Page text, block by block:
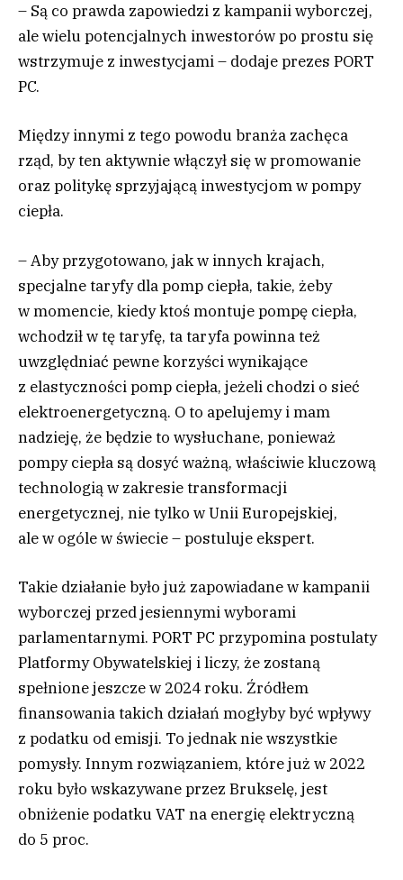
– Są co prawda zapowiedzi z kampanii wyborczej,
ale wielu potencjalnych inwestorów po prostu się
wstrzymuje z inwestycjami – dodaje prezes PORT
PC.
Między innymi z tego powodu branża zachęca
rząd, by ten aktywnie włączył się w promowanie
oraz politykę sprzyjającą inwestycjom w pompy
ciepła.
– Aby przygotowano, jak w innych krajach,
specjalne taryfy dla pomp ciepła, takie, żeby
w momencie, kiedy ktoś montuje pompę ciepła,
wchodził w tę taryfę, ta taryfa powinna też
uwzględniać pewne korzyści wynikające
z elastyczności pomp ciepła, jeżeli chodzi o sieć
elektroenergetyczną. O to apelujemy i mam
nadzieję, że będzie to wysłuchane, ponieważ
pompy ciepła są dosyć ważną, właściwie kluczową
technologią w zakresie transformacji
energetycznej, nie tylko w Unii Europejskiej,
ale w ogóle w świecie – postuluje ekspert.
Takie działanie było już zapowiadane w kampanii
wyborczej przed jesiennymi wyborami
parlamentarnymi. PORT PC przypomina postulaty
Platformy Obywatelskiej i liczy, że zostaną
spełnione jeszcze w 2024 roku. Źródłem
finansowania takich działań mogłyby być wpływy
z podatku od emisji. To jednak nie wszystkie
pomysły. Innym rozwiązaniem, które już w 2022
roku było wskazywane przez Brukselę, jest
obniżenie podatku VAT na energię elektryczną
do 5 proc.